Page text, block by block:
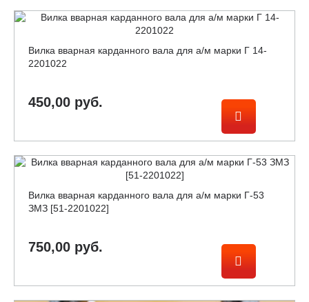
Вилка вварная карданного вала для а/м марки Г 14-
2201022
450,00 руб.
Вилка вварная карданного вала для а/м марки Г-53
ЗМЗ [51-2201022]
750,00 руб.